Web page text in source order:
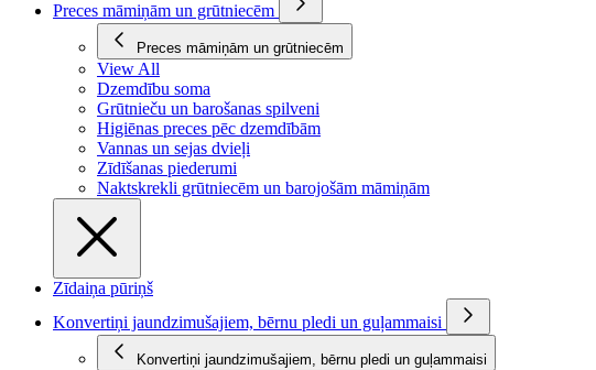
Preces māmiņām un grūtniecēm
Preces māmiņām un grūtniecēm
View All
Dzemdību soma
Grūtnieču un barošanas spilveni
Higiēnas preces pēc dzemdībām
Vannas un sejas dvieļi
Zīdīšanas piederumi
Naktskrekli grūtniecēm un barojošām māmiņām
Zīdaiņa pūriņš
Konvertiņi jaundzimušajiem, bērnu pledi un guļammaisi
Konvertiņi jaundzimušajiem, bērnu pledi un guļammaisi